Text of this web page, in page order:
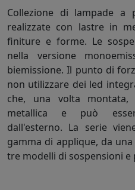
Collezione di lampade a
realizzate con lastre in
finiture e forme. Le
nella versione
biemissione. Il punto di
non utilizzare dei led
che, una volta
metallica e può
dall'esterno. La serie
gamma di applique, da
tre modelli di sospensioni